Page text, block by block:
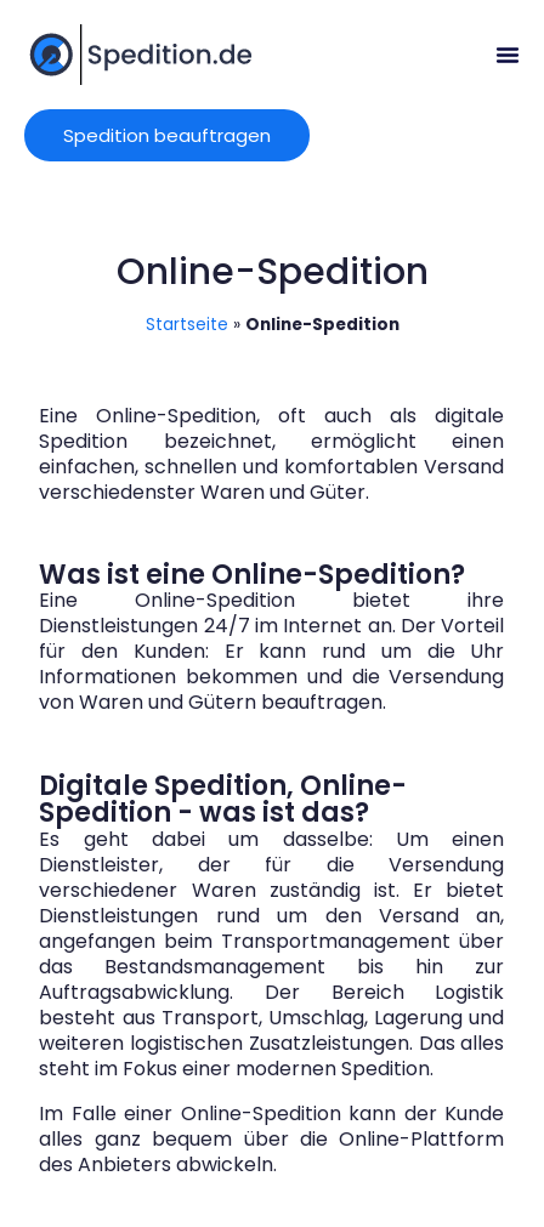
Spedition beauftragen
Online-Spedition
Startseite » Online-Spedition
Eine Online-Spedition, oft auch als digitale
Spedition bezeichnet, ermöglicht einen
einfachen, schnellen und komfortablen Versand
verschiedenster Waren und Güter.
Was ist eine Online-Spedition?
Eine Online-Spedition bietet ihre
Dienstleistungen 24/7 im Internet an. Der Vorteil
für den Kunden: Er kann rund um die Uhr
Informationen bekommen und die Versendung
von Waren und Gütern beauftragen.
Digitale Spedition, Online-
Spedition - was ist das?
Es geht dabei um dasselbe: Um einen
Dienstleister, der für die Versendung
verschiedener Waren zuständig ist. Er bietet
Dienstleistungen rund um den Versand an,
angefangen beim Transportmanagement über
das Bestandsmanagement bis hin zur
Auftragsabwicklung. Der Bereich Logistik
besteht aus Transport, Umschlag, Lagerung und
weiteren logistischen Zusatzleistungen. Das alles
steht im Fokus einer modernen Spedition.
Im Falle einer Online-Spedition kann der Kunde
alles ganz bequem über die Online-Plattform
des Anbieters abwickeln.